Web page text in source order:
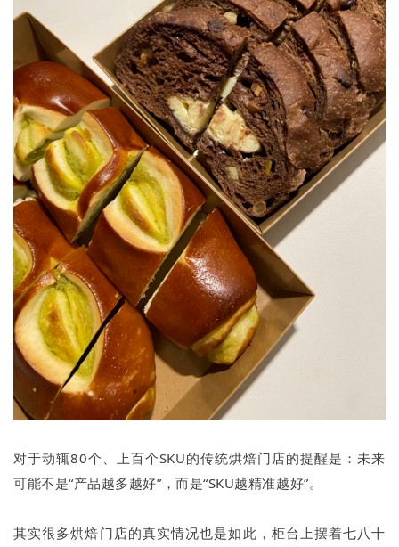
对于动辄80个、上百个SKU的传统烘焙门店的提醒是：未来
可能不是“产品越多越好”，而是“SKU越精准越好”。
其实很多烘焙门店的真实情况也是如此，柜台上摆着七八十